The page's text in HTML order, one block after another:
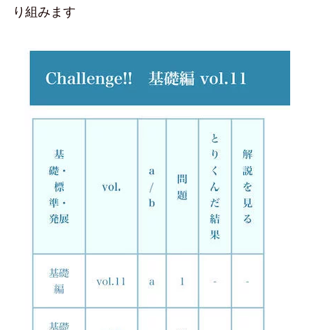
り組みます